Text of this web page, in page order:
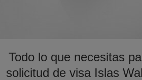
Todo lo que necesitas
solicitud de visa Islas